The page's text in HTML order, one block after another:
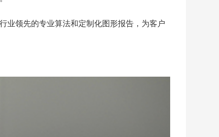
业领先的专业算法和定制化图形报告，为客户